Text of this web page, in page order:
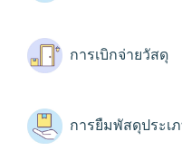
การเบิกจ่ายวัสดุ
การยืมพัสดุประเ